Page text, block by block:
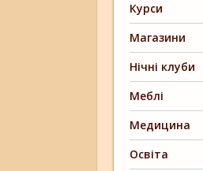
Курси
Магазини
Нічні клуби
Меблі
Медицина
Освіта